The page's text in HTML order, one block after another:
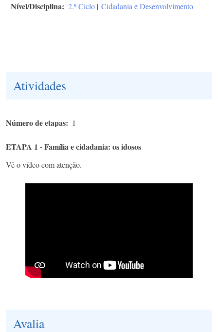
Nível/Disciplina 2.º Ciclo | Cidadania e Desenvolvimento
Atividades
Número de etapas 1
ETAPA 1 - Família e cidadania: os idosos
Vê o vídeo com atenção.
Avalia